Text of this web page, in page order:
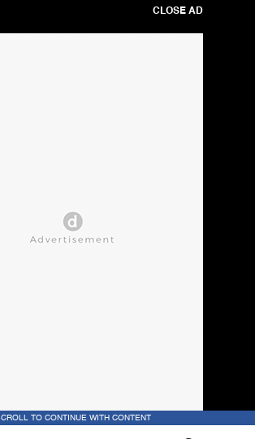
CLOSE AD
TO CONTINUE WITH CONTENT